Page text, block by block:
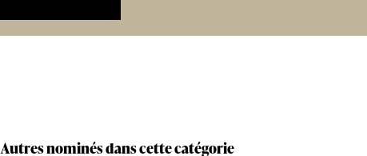
Autres nominés dans cette catégorie